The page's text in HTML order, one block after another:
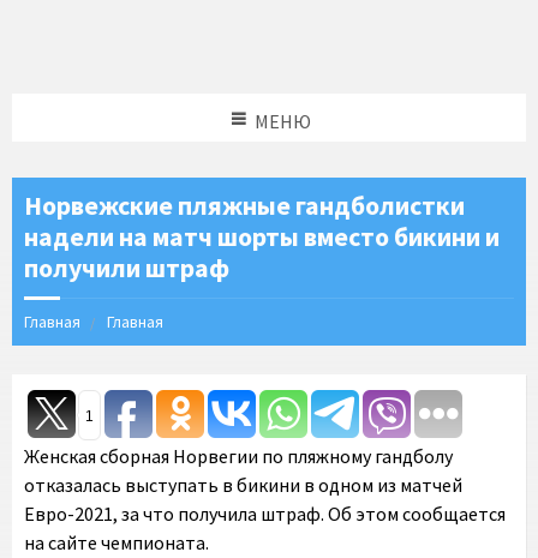
МЕНЮ
Норвежские пляжные гандболистки
надели на матч шорты вместо бикини и
получили штраф
Главная Главная
1
Женская сборная Норвегии по пляжному гандболу
отказалась выступать в бикини в одном из матчей
Евро-2021, за что получила штраф. Об этом сообщается
на сайте чемпионата.